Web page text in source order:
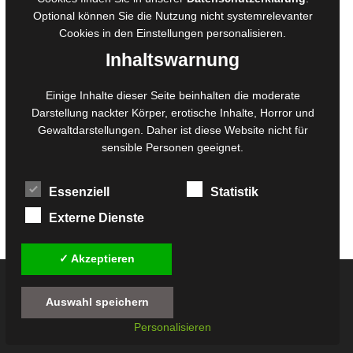
Belegexemplare
Eigenbedarfsexemplare
Foto- und Bildbearbeitung
Fotorestauration
Creative Artwork
MPS Fotografie
WordPress Support
Alle Preise inkl. der gesetzlichen MwSt. - Die durchgestrichenen Preise entsprechen
Optional können Sie die Nutzung nicht systemrelevanter
Cookies in den Einstellungen personalisieren.
Inhaltswarnung
Einige Inhalte dieser Seite beinhalten die moderate
Darstellung nackter Körper, erotische Inhalte, Horror und
Gewaltdarstellungen. Daher ist diese Website nicht für
sensible Personen geeignet.
Essenziell
Statistik
Externe Dienste
✓ Akzeptieren
Auswahl speichern
Personalisieren